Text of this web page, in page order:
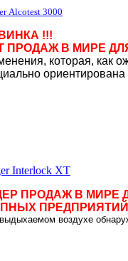
Аlcotest 3000
!!!
ПРОДАЖ В МИРЕ
которая, как
Interlock XT
ПРОДАЖ В МИРЕ
воздухе